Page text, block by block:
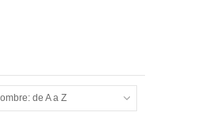
de A a Z